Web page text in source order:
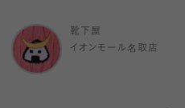
靴下屋
イオンモール名取店